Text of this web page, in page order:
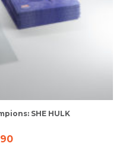
SHE HULK